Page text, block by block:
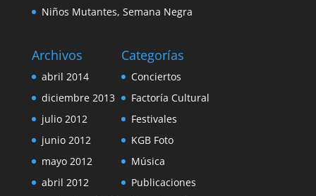
Niños Mutantes, Semana Negra
Archivos
abril 2014
diciembre 2013
julio 2012
junio 2012
mayo 2012
abril 2012
Categorías
Conciertos
Factoría Cultural
Festivales
KGB Foto
Música
Publicaciones